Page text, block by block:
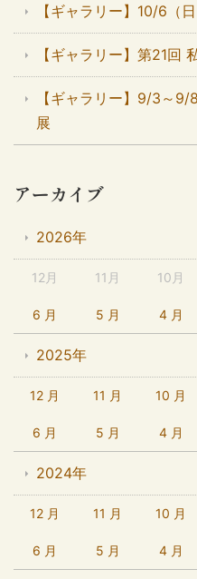
【ギャラリー】10/6（
【ギャラリー】第21回
【ギャラリー】9/3～
展
アーカイブ
2026年
12月 11月 10月
6 月 5 月 4 月
2025年
12 月 11 月 10 月
6 月 5 月 4 月
2024年
12 月 11 月 10 月
6 月 5 月 4 月